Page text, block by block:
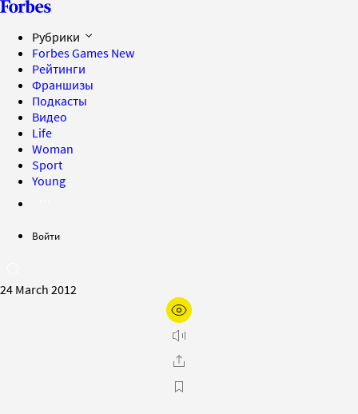
Рубрики
Forbes Games New
Рейтинги
Франшизы
Подкасты
Видео
Life
Woman
Sport
Young
Войти
24 March 2012